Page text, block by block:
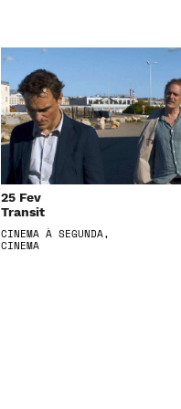
25 Fev
Transit
CINEMA À SEGUNDA,
CINEMA